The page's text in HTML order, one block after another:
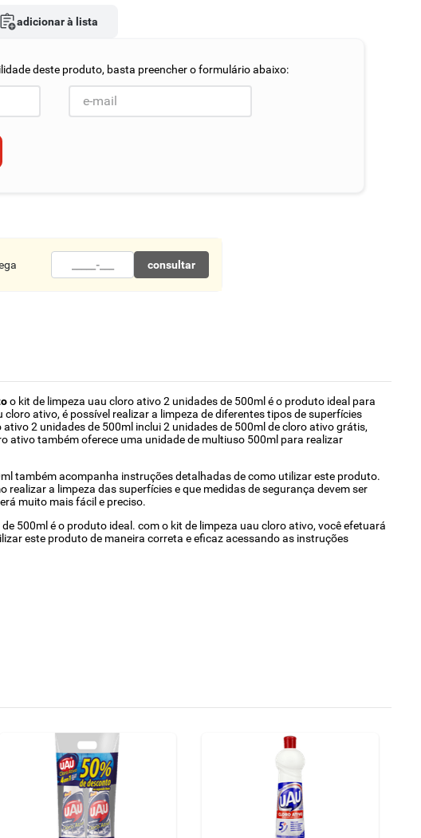
adicionar à lista
consultar
o kit de limpeza uau cloro ativo 2 unidades de 500ml é o produto ideal para
ativo, é possível realizar a limpeza de diferentes tipos de superfícies
2 unidades de 500ml inclui 2 unidades de 500ml de cloro ativo grátis,
ativo também oferece uma unidade de multiuso 500ml para realizar
também acompanha instruções detalhadas de como utilizar este produto.
a limpeza das superfícies e que medidas de segurança devem ser
muito mais fácil e preciso.
500ml é o produto ideal. com o kit de limpeza uau cloro ativo, você efetuará
este produto de maneira correta e eficaz acessando as instruções